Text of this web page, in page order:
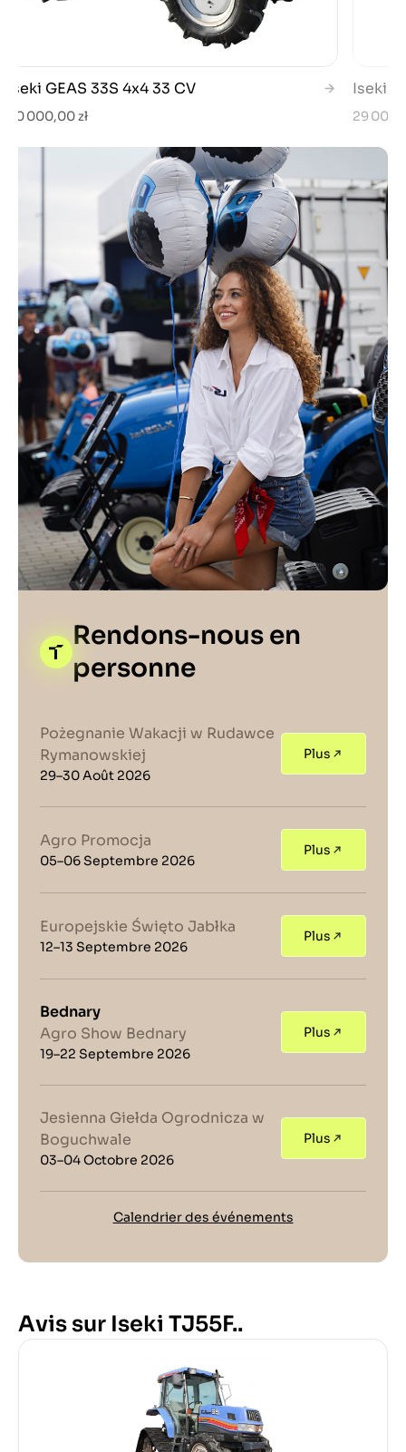
Iseki GEAS 33S 4x4 33 CV
50 000,00 zł
Iseki
29
Rendons-nous en
personne
Pożegnanie Wakacji w Rudawce
Rymanowskiej
29–30 Août 2026
Plus
Agro Promocja
05–06 Septembre 2026
Plus
Europejskie Święto Jabłka
12–13 Septembre 2026
Plus
Bednary
Agro Show Bednary
19–22 Septembre 2026
Plus
Jesienna Giełda Ogrodnicza w
Boguchwale
03–04 Octobre 2026
Plus
Calendrier des événements
Avis sur Iseki TJ55F..